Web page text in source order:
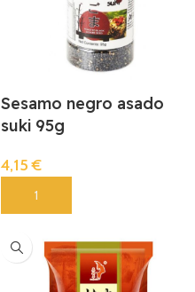
Sesamo negro asado
suki 95g
4,15€
Añadir